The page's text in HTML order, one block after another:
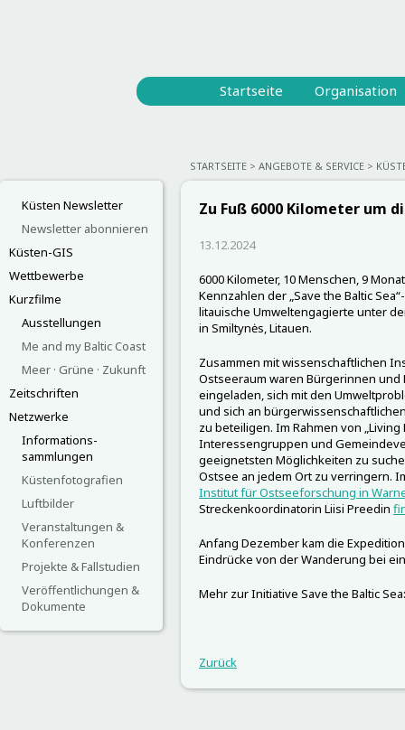
Startseite Organisation
STARTSEITE ANGEBOTE & SERVICE
Küsten Newsletter
Newsletter abonnieren
Küsten-GIS
Wettbewerbe
Kurzfilme
Ausstellungen
Me and my Baltic Coast
Meer · Grüne · Zukunft
Zeitschriften
Netzwerke
Informations-
sammlungen
Küstenfotografien
Luftbilder
Veranstaltungen &
Konferenzen
Projekte & Fallstudien
Veröffentlichungen &
Dokumente
Zu Fuß 6000 Kilometer um
13.12.2024
6000 Kilometer, 10 Menschen, 9
Kennzahlen der „Save the Baltic
litauische Umweltengagierte unter
in Smiltynės, Litauen.
Zusammen mit wissenschaftlichen
Ostseeraum waren Bürgerinnen
eingeladen, sich mit den
und sich an
zu beteiligen. Im Rahmen von
Interessengruppen und
geeignetsten Möglichkeiten zu
Ostsee an jedem Ort zu verringern.
Institut für Ostseeforschung in
Streckenkoordinatorin Liisi Preedin
Anfang Dezember kam die
Eindrücke von der Wanderung bei
Mehr zur Initiative Save the Baltic
Zurück